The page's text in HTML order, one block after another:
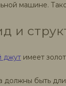
машине.
и
джут имеет
должны быть